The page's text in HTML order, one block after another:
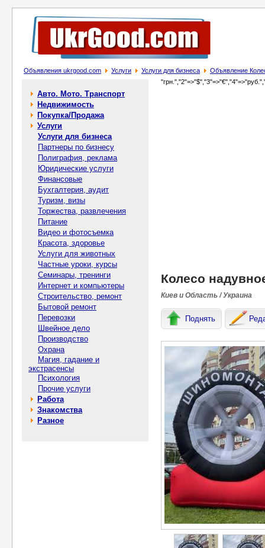
Объявления ukrgood.com Услуги Услуги для бизнеса Объявление
Авто. Мото. Транспорт
Недвижимость
Покупка/Продажа
Услуги
Услуги для бизнеса
Партнеры по бизнесу
Полиграфия, реклама
Юридические услуги
Финансовые
Бухгалтерия, аудит
Туризм, визы
Торжества, развлечения
Питание
Видео и фотосъемка
Красота, здоровье
Услуги для животных
Частные уроки, курсы
Семинары, тренинги
Интернет и компьютеры
Строительство, ремонт
Бытовой ремонт
Перевозки
Швейное дело
Производство
Охрана
Магия, гадание и
экстрасенсы
Психология
Прочие услуги
Работа
Знакомства
Разное
Колесо
Киев и Область / Украина
Поднять